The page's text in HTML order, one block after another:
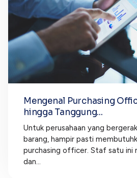
Mengenal Purchasing
hingga Tanggung...
Untuk perusahaan yang
barang, hampir pasti
purchasing officer. Staf satu ini
dan...